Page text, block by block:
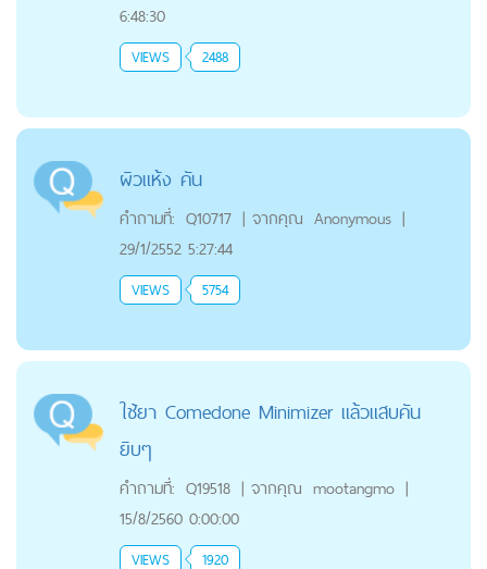
6:48:30
VIEWS 2488
ผิวแห้ง คัน
คำถามที่: Q10717 | จากคุณ Anonymous |
29/1/2552 5:27:44
VIEWS 5754
ใช้ยา Comedone Minimizer แล้วแสบคัน
ยิบๆ
คำถามที่: Q19518 | จากคุณ mootangmo |
15/8/2560 0:00:00
VIEWS 1920